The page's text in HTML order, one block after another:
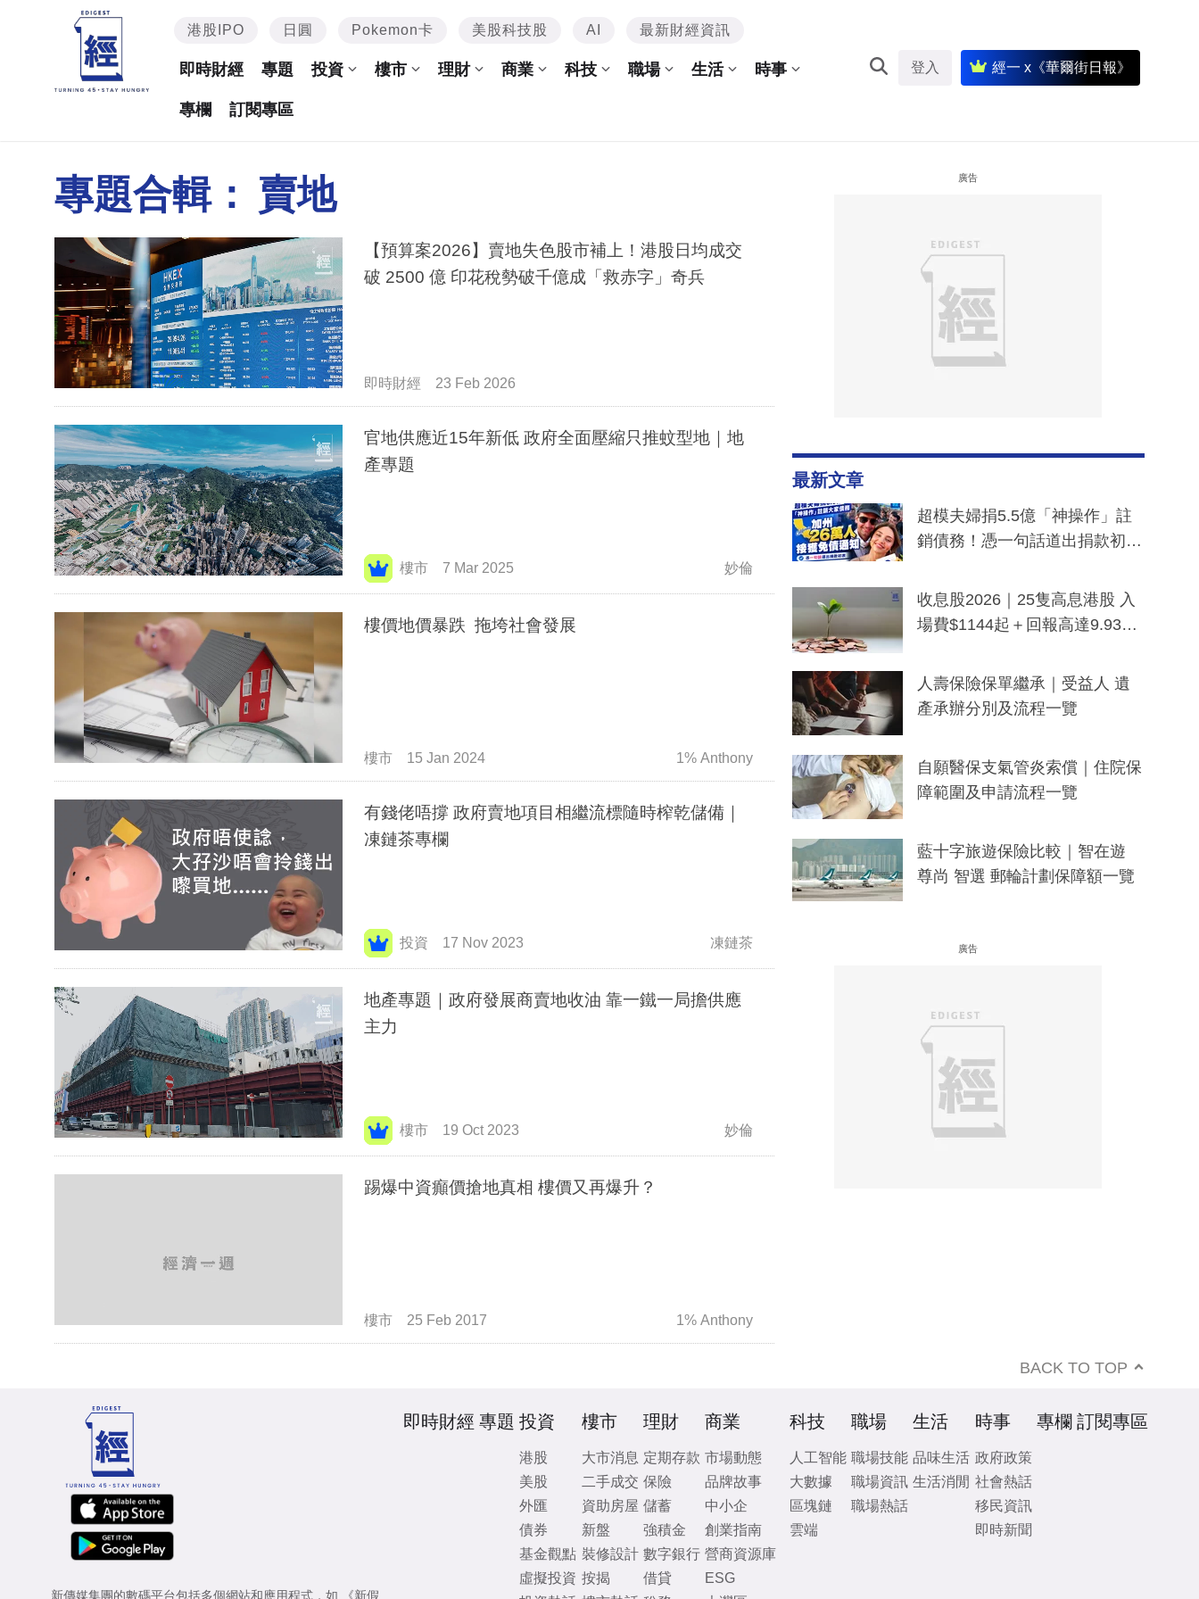
港股IPO 日圓 Pokemon卡 美股科技股 AI 最新財經資訊
即時財經 專題 投資 樓市 理財 商業 科技 職場 生活 時事
專欄 訂閱專區
登入 經一 x《華爾街日報》
專題合輯： 賣地
【預算案2026】賣地失色股市補上！港股日均成交
破 2500 億 印花稅勢破千億成「救赤字」奇兵
即時財經 23 Feb 2026
官地供應近15年新低 政府全面壓縮只推蚊型地｜地
產專題
樓市 7 Mar 2025 妙倫
樓價地價暴跌 拖垮社會發展
樓市 15 Jan 2024 1% Anthony
有錢佬唔撐 政府賣地項目相繼流標隨時榨乾儲備｜
凍鏈茶專欄
投資 17 Nov 2023 凍鏈茶
地產專題｜政府發展商賣地收油 靠一鐵一局擔供應
主力
樓市 19 Oct 2023 妙倫
踢爆中資癲價搶地真相 樓價又再爆升？
樓市 25 Feb 2017 1% Anthony
廣告
最新文章
超模夫婦捐5.5億「神操作」註
銷債務！憑一句話道出捐款初
一度被誤當詐騙手段
收息股2026｜25隻高息港股 入
場費$1144起＋回報高達9.93
人壽保險保單繼承｜受益人 遺
產承辦分別及流程一覽
自願醫保支氣管炎索償｜住院保
障範圍及申請流程一覽
藍十字旅遊保險比較｜智在遊
尊尚 智選 郵輪計劃保障額一覽
廣告
BACK TO TOP
新傳媒集團的數碼平台包括多個網站和應用程式，如 《新假
即時財經 專題 投資
港股
美股
外匯
債券
基金觀點
虛擬投資
樓市
大市消息
二手成交
資助房屋
新盤
裝修設計
按揭
理財
定期存款
保險
儲蓄
強積金
數字銀行
借貸
商業
市場動態
品牌故事
中小企
創業指南
營商資源庫
ESG
科技
人工智能
大數據
區塊鏈
雲端
職場
職場技能
職場資訊
職場熱話
生活
品味生活
生活消閒
時事
政府政策
社會熱話
移民資訊
即時新聞
專欄 訂閱專區